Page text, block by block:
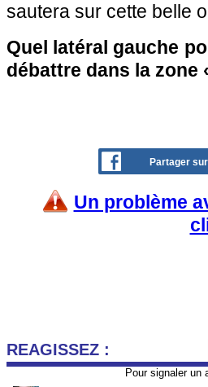
sautera sur cette belle
Quel latéral gauche
débattre dans la zone
Partager
Un problème
REAGISSEZ :
Pour signaler un